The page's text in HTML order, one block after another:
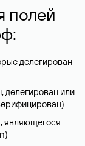
полей
делегирован
делегирован или
являющегося